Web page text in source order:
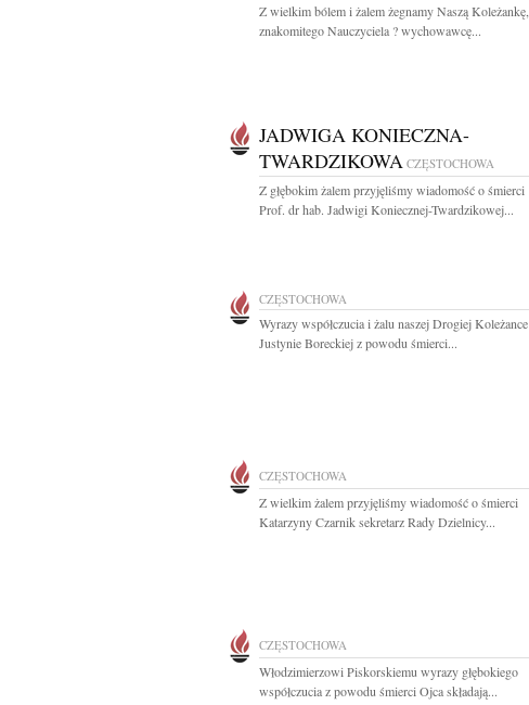
Z wielkim bólem i żalem żegnamy Naszą Koleżankę,
znakomitego Nauczyciela ? wychowawcę...
JADWIGA KONIECZNA-
TWARDZIKOWA CZĘSTOCHOWA
Z głębokim żalem przyjęliśmy wiadomość o śmierci
Prof. dr hab. Jadwigi Koniecznej-Twardzikowej...
CZĘSTOCHOWA
Wyrazy współczucia i żalu naszej Drogiej Koleżance
Justynie Boreckiej z powodu śmierci...
CZĘSTOCHOWA
Z wielkim żalem przyjęliśmy wiadomość o śmierci
Katarzyny Czarnik sekretarz Rady Dzielnicy...
CZĘSTOCHOWA
Włodzimierzowi Piskorskiemu wyrazy głębokiego
współczucia z powodu śmierci Ojca składają...